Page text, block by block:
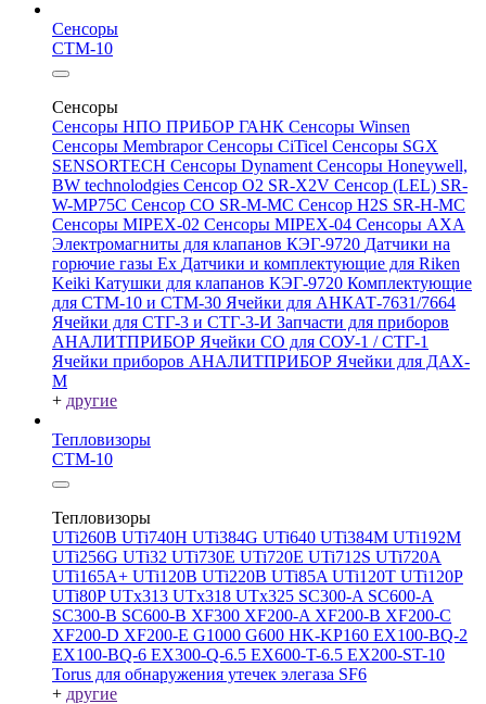
Сенсоры
СТМ-10
Сенсоры
Сенсоры НПО ПРИБОР ГАНК Сенсоры Winsen
Сенсоры MembraporСенсоры CiTicel Сенсоры SGX
SENSORTECH Сенсоры Dynament Сенсоры Honeywell,
BW technolodgies Сенсор O2 SR-X2V Сенсор (LEL) SR-
W-MP75C Сенсор CO SR-M-MC Сенсор H2S SR-H-MC
Сенсоры MIPEX-02 Сенсоры MIPEX-04 Сенсоры АХА
Электромагниты для клапанов КЭГ-9720 Датчики на
горючие газы Ex Датчики и комплектующие для Riken
Keiki Катушки для клапанов КЭГ-9720 Комплектующие
для СТМ-10 и СТМ-30 Ячейки для АНКАТ-7631/7664
Ячейки для СТГ-3 и СТГ-3-И Запчасти для приборов
АНАЛИТПРИБОР Ячейки CO для СОУ-1 / СТГ-1
Ячейки приборов АНАЛИТПРИБОР Ячейки для ДАХ-
М
+ другие
Тепловизоры
СТМ-10
Тепловизоры
UTi260В UTi740H UTi384G UTi640 UTi384M UTi192M
UTi256G UTi32 UTi730E UTi720E UTi712S UTi720A
UTi165A+ UTi120B UTi220B UTi85A UTi120T UTi120P
UTi80PUTx313 UTx318 UTx325 SC300-A SC600-A
SC300-B SC600-B XF300 XF200-A XF200-B XF200-C
XF200-D XF200-E G1000 G600 HK-KP160 EX100-BQ-2
EX100-BQ-6 EX300-Q-6.5 EX600-T-6.5 EX200-ST-10
Torus для обнаружения утечек элегаза SF6
+ другие